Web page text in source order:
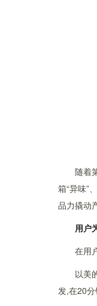
随着
箱“异味”
品力撬动
用户
在用
以美
发,在20